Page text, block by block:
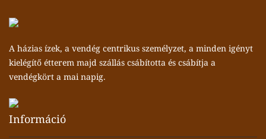
A házias ízek, a vendég centrikus személyzet, a minden igényt
kielégítő étterem majd szállás csábította és csábítja a
vendégkört a mai napig.
Információ